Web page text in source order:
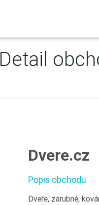
Detail
Dvere.cz
Popis obchodu
Dveře, zárubně,